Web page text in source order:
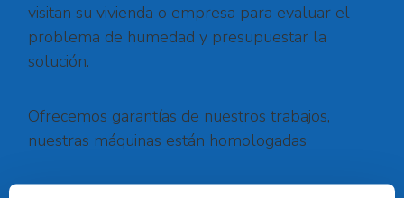
visitan su vivienda o empresa para evaluar el
problema de humedad y presupuestar la
solución.
Ofrecemos garantías de nuestros trabajos,
nuestras máquinas están homologadas